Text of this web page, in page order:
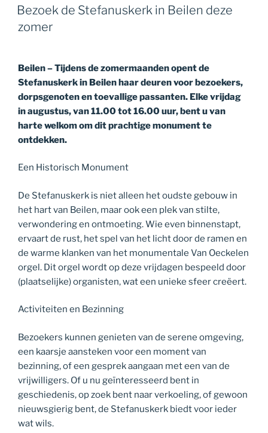
OP
Bezoek de Stefanuskerk in Beilen deze
zomer
Beilen – Tijdens de zomermaanden opent de
Stefanuskerk in Beilen haar deuren voor bezoekers,
dorpsgenoten en toevallige passanten. Elke vrijdag
in augustus, van 11.00 tot 16.00 uur, bent u van
harte welkom om dit prachtige monument te
ontdekken.
Een Historisch Monument
De Stefanuskerk is niet alleen het oudste gebouw in
het hart van Beilen, maar ook een plek van stilte,
verwondering en ontmoeting. Wie even binnenstapt,
ervaart de rust, het spel van het licht door de ramen en
de warme klanken van het monumentale Van Oeckelen
orgel. Dit orgel wordt op deze vrijdagen bespeeld door
(plaatselijke) organisten, wat een unieke sfeer creëert.
Activiteiten en Bezinning
Bezoekers kunnen genieten van de serene omgeving,
een kaarsje aansteken voor een moment van
bezinning, of een gesprek aangaan met een van de
vrijwilligers. Of u nu geïnteresseerd bent in
geschiedenis, op zoek bent naar verkoeling, of gewoon
nieuwsgierig bent, de Stefanuskerk biedt voor ieder
wat wils.